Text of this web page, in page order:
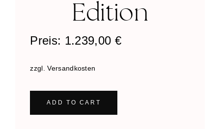
Edition
Preis: 1.239,00 €
zzgl. Versandkosten
ADD TO CART